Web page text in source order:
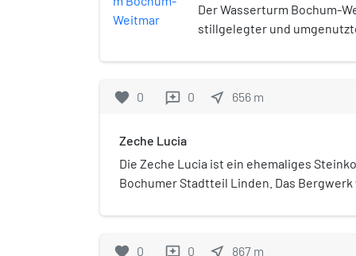
Der Wasserturm Bochum-
stillgelegter und
favorite 0 reviews 0 near_me 656 m
Zeche Lucia
Die Zeche Lucia ist ein ehemaliges
Bochumer Stadtteil Linden. Das
hundertjährige Bergwerksgeschichte.
favorite 0 reviews 0 near_me 867 m